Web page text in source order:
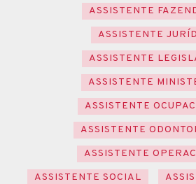
ASSISTENTE
ASSISTENTE
ASSISTENTE
ASSISTENTE
ASSISTENTE
ASSISTENTE
ASSISTENTE
ASSISTENTE SOCIAL